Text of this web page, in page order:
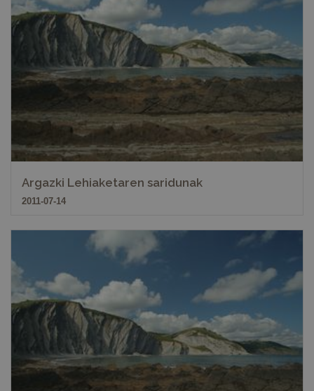
Argazki Lehiaketaren saridunak
2011-07-14